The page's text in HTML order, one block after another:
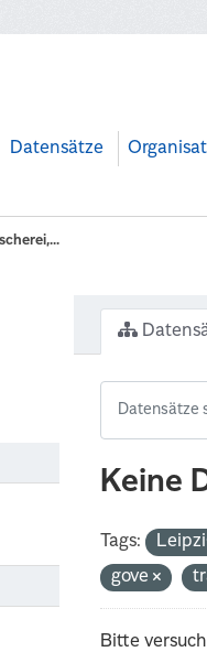
Datensätze
Keine
Tags:
gove
Bitte